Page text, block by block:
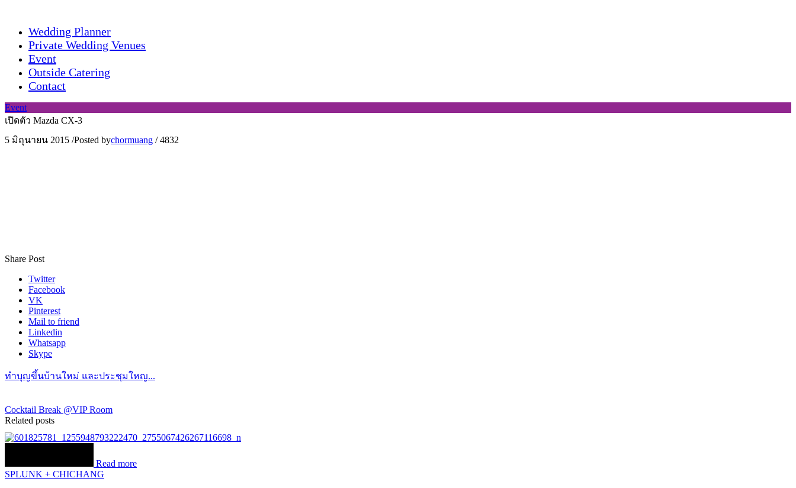
Wedding Planner
Private Wedding Venues
Event
Outside Catering
Contact
Event
เปิดตัว Mazda CX-3
5 มิถุนายน 2015 /Posted bychormuang / 4832
Share Post
Twitter
Facebook
VK
Pinterest
Mail to friend
Linkedin
Whatsapp
Skype
ทำบุญขึ้นบ้านใหม่ และประชุมใหญ...
Cocktail Break @VIP Room
Related posts
Read more
SPLUNK + CHICHANG